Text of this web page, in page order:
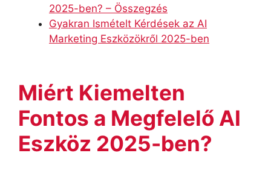
2025-ben? – Összegzés
Gyakran Ismételt Kérdések az AI
Marketing Eszközökről 2025-ben
Miért Kiemelten
Fontos a Megfelelő AI
Eszköz 2025-ben?